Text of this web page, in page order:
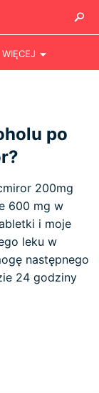
WIĘCEJ
po
200mg
600 mg w
i moje
leku w
następnego
24 godziny